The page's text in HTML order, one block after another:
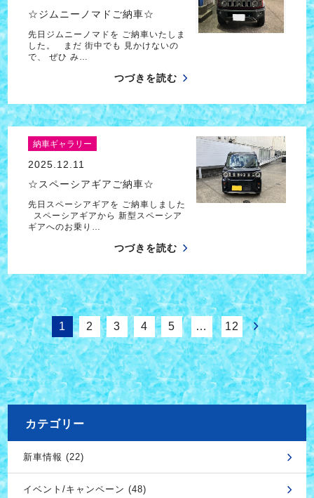
☆ジムニーノマドご納車☆
先日ジムニーノマドを ご納車いたしま
した。 まだ 街中でも 見かけないの
で、 ぜひ み…
つづきを読む
納車ギャラリー
2025.12.11
☆スペーシアギアご納車☆
先日スペーシアギアを ご納車しました
スペーシアギアから 新型スペーシア
ギアへのお乗り…
つづきを読む
1 2 3 4 5 … 12
カテゴリー
新車情報 (22)
イベント/キャンペーン (48)